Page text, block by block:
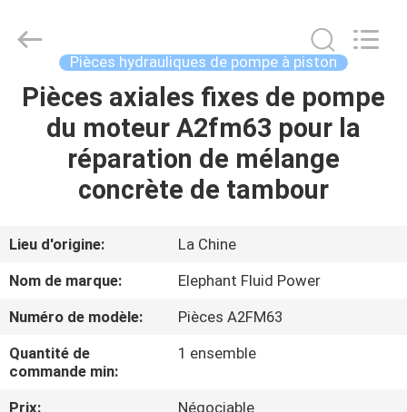
MAISON
PRODUITS
SUJET
DE
NOUS
VISITE
D'USINE
Elephant
Fluid
Rights
Reserved.
Pièces hydrauliques de pompe à piston
Pièces axiales fixes de pompe
du moteur A2fm63 pour la
réparation de mélange
concrète de tambour
Lieu d'origine:
La Chine
Nom de marque:
Elephant Fluid Power
Numéro de modèle:
Pièces A2FM63
Quantité de
commande min:
1 ensemble
Prix:
Négociable